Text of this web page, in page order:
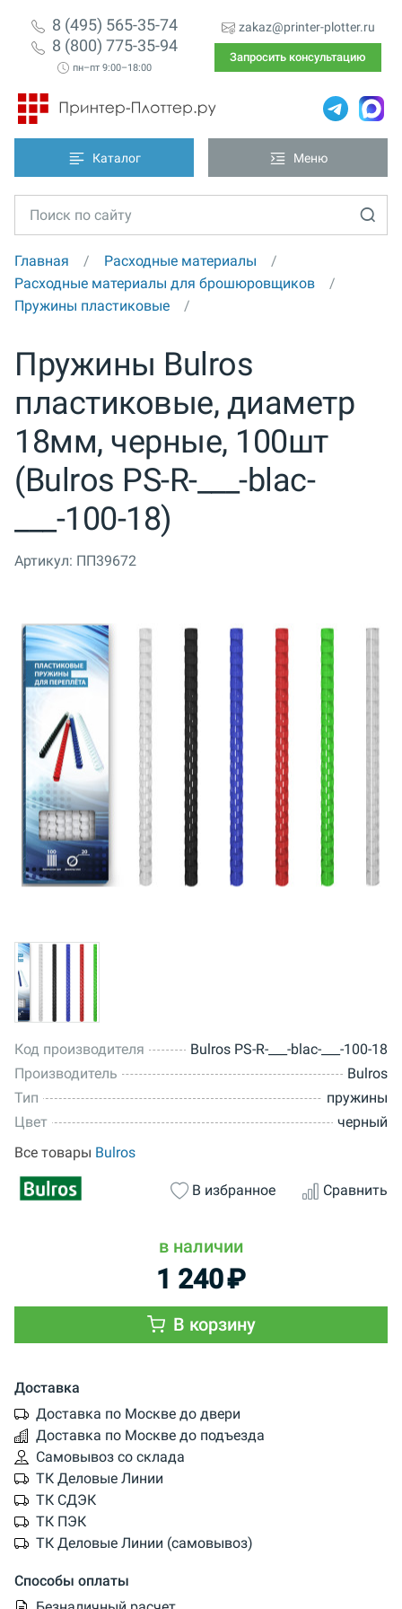
8 (495) 565-35-74
8 (800) 775-35-94
пн–пт 9:00–18:00
zakaz@printer-plotter.ru
Запросить консультацию
Каталог Меню
Главная
Расходные материалы
Расходные материалы для брошюровщиков
Пружины пластиковые
Пружины Bulros
пластиковые, диаметр
18мм, черные, 100шт
(Bulros PS-R-___-blac-
___-100-18)
Артикул: ПП39672
Код производителя
Bulros PS-R-___-blac-___-100-18
Производитель
Bulros
Тип
пружины
Цвет
черный
Все товары Bulros
В избранное Сравнить
в наличии
1 240₽
В корзину
Доставка
Доставка по Москве до двери
Доставка по Москве до подъезда
Самовывоз со склада
ТК Деловые Линии
ТК СДЭК
ТК ПЭК
ТК Деловые Линии (самовывоз)
Способы оплаты